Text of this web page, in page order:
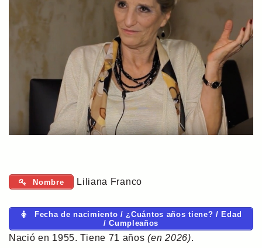
Nombre Liliana Franco
Fecha de nacimiento / ¿Cuántos años tiene? / Edad
/ Cumpleaños
Nació en 1955. Tiene 71 años(en 2026).